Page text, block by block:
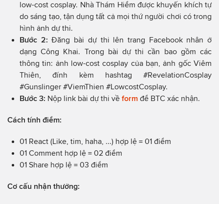
low-cost cosplay. Nhà Thám Hiểm được khuyến khích tự
do sáng tạo, tận dụng tất cả mọi thứ người chơi có trong
hình ảnh dự thi.
Bước 2:Đăng bài dự thi lên trang Facebook nhân ở
dạng Công Khai. Trong bài dự thi cần bao gồm các
thông tin: ảnh low-cost cosplay của bạn, ảnh gốc Viêm
Thiên, đính kèm hashtag #RevelationCosplay
#Gunslinger #ViemThien #LowcostCosplay.
Bước 3: Nộp link bài dự thi về form để BTC xác nhận.
Cách tính điểm:
01 React (Like, tim, haha, ...) hợp lệ = 01 điểm
01 Comment hợp lệ = 02 điểm
01 Share hợp lệ = 03 điểm
Cơ cấu nhận thưởng: